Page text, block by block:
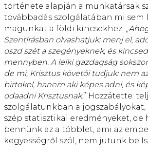
története alapján a munkatársak
továbbadás szolgálatában mi
magunkat a földi kincsekhez. „
Szentírásban olvashatjuk: menj el,
oszd szét a szegényeknek, és
mennyben. A lelki gazdagság
de mi, Krisztus követői tudjuk: nem
birtokol, hanem aki képes adni, és
odaadni Krisztusnak.” Hozzátette:
szolgálatunkban a
szép statisztikai eredményeket, de
bennünk az a többlet, ami az
kegyességről szól, nem jutunk be